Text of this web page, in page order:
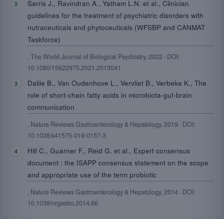
Sarris J., Ravindran A., Yatham L.N. et al., Clinician
guidelines for the treatment of psychiatric disorders with
nutraceuticals and phytoceuticals (WFSBP and CANMAT
Taskforce)
, The World Journal of Biological Psychiatry, 2022 · DOI:
10.1080/15622975.2021.2013041
Dalile B., Van Oudenhove L., Vervliet B., Verbeke K., The
role of short-chain fatty acids in microbiota-gut-brain
communication
, Nature Reviews Gastroenterology & Hepatology, 2019 · DOI:
10.1038/s41575-019-0157-3
Hill C., Guarner F., Reid G. et al., Expert consensus
document : the ISAPP consensus statement on the scope
and appropriate use of the term probiotic
, Nature Reviews Gastroenterology & Hepatology, 2014 · DOI:
10.1038/nrgastro.2014.66